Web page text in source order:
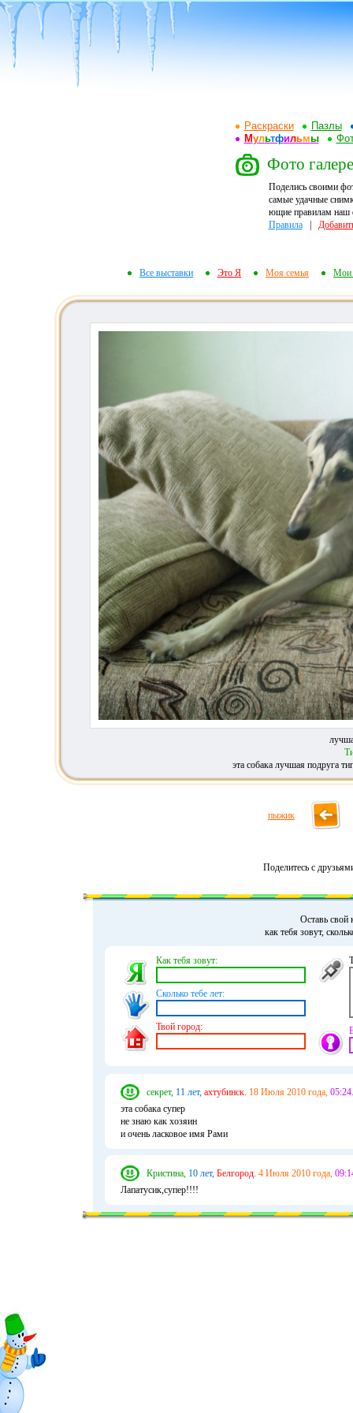
Раскраски
Пазлы
Мультфильмы
Фото
Поделись своими
самые удачные
ющие правилам наш
Правила|
Все выставки Это Я Моя семья Мои
эта собака лучшая подруга
пыжик
Поделитесь с
Оставь свой
как тебя зовут,
Как тебя зовут:
Сколько тебе лет:
Твой город:
секрет, 11 лет, ахтубинск. 18 Июля 2010 года, 05:24.
эта собака супер
не знаю как хозяин
и очень ласковое имя Рами
Кристина, 10 лет, Белгород. 4 Июля 2010 года,
Лапатусик,супер!!!!